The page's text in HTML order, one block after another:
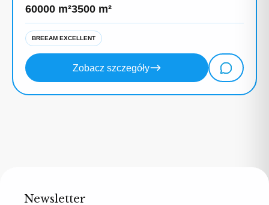
60000 m²3500 m²
BREEAM EXCELLENT
Zobacz szczegóły
Newsletter